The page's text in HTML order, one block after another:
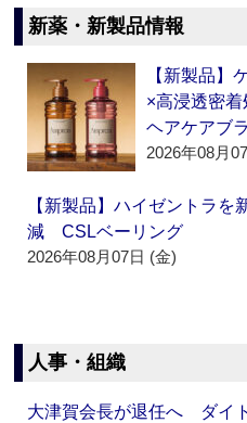
新薬・新製品情報
【新製品】
×高浸透密
ヘアケアブ
2026年08月
【新製品】ハイゼントラを
減 CSLベーリング
2026年08月07日 (金)
人事・組織
大津賀会長が退任へ ダイト